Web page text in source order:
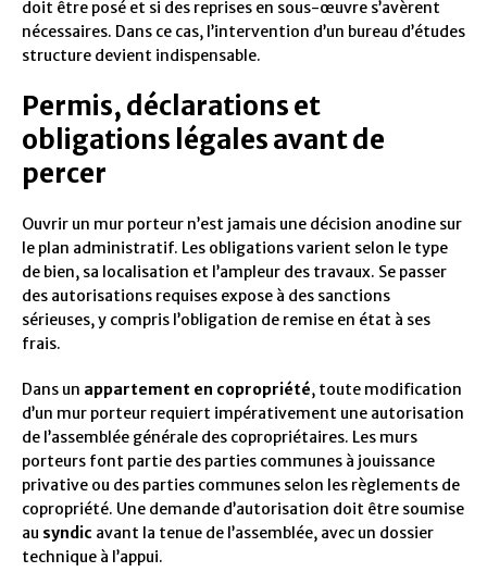
doit être posé et si des reprises en sous-œuvre s’avèrent
nécessaires. Dans ce cas, l’intervention d’un bureau d’études
structure devient indispensable.
Permis, déclarations et
obligations légales avant de
percer
Ouvrir un mur porteur n’est jamais une décision anodine sur
le plan administratif. Les obligations varient selon le type
de bien, sa localisation et l’ampleur des travaux. Se passer
des autorisations requises expose à des sanctions
sérieuses, y compris l’obligation de remise en état à ses
frais.
Dans un appartement en copropriété, toute modification
d’un mur porteur requiert impérativement une autorisation
de l’assemblée générale des copropriétaires. Les murs
porteurs font partie des parties communes à jouissance
privative ou des parties communes selon les règlements de
copropriété. Une demande d’autorisation doit être soumise
au syndic avant la tenue de l’assemblée, avec un dossier
technique à l’appui.